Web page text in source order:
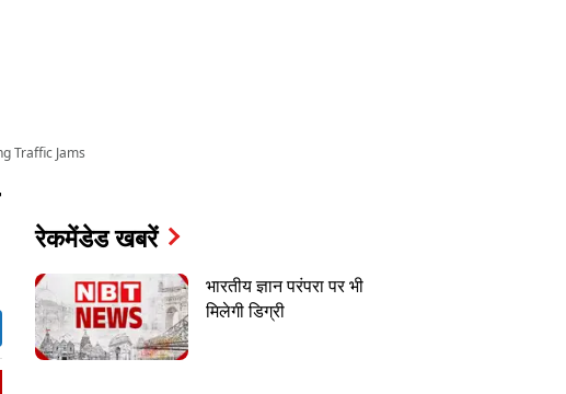
Traffic Jams
रेकमेंडेड खबरें
भारतीय ज्ञान परंपरा पर भी
मिलेगी डिग्री